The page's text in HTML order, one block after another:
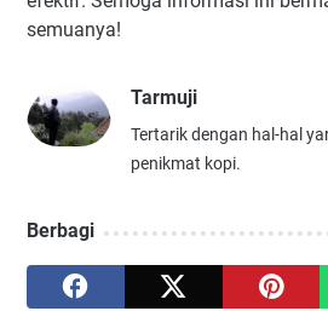
semuanya!
Tarmuji
Tertarik dengan hal-hal
penikmat kopi.
Berbagi